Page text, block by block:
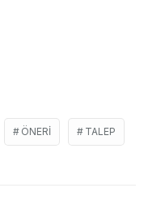
ÖNERI TALEP